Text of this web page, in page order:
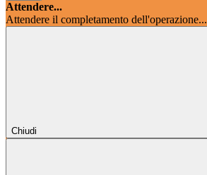
Attendere...
Attendere il completamento dell'operazione...
Chiudi